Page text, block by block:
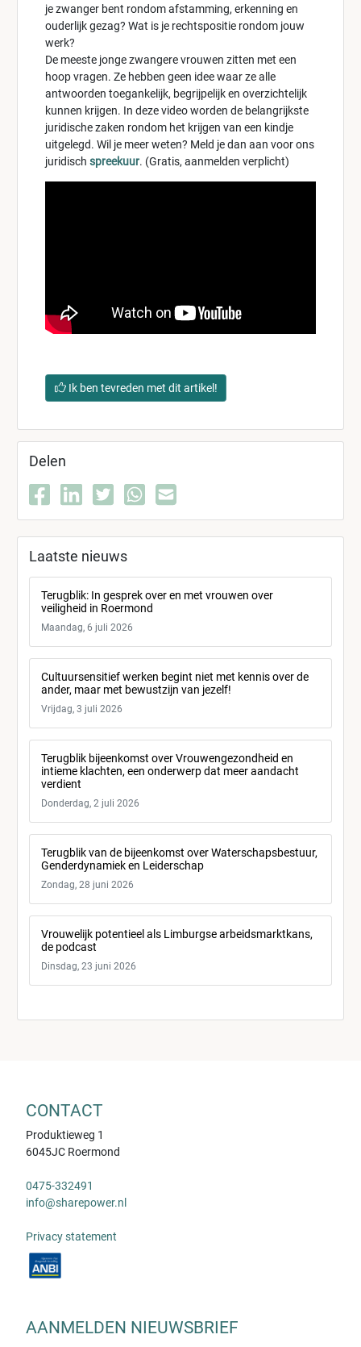
je zwanger bent rondom afstamming, erkenning en
ouderlijk gezag? Wat is je rechtspositie rondom jouw
werk?
De meeste jonge zwangere vrouwen zitten met een
hoop vragen. Ze hebben geen idee waar ze alle
antwoorden toegankelijk, begrijpelijk en overzichtelijk
kunnen krijgen. In deze video worden de belangrijkste
juridische zaken rondom het krijgen van een kindje
uitgelegd. Wil je meer weten? Meld je dan aan voor ons
juridisch spreekuur. (Gratis, aanmelden verplicht)
Ik ben tevreden met dit artikel!
Delen
Laatste nieuws
Terugblik: In gesprek over en met vrouwen over
veiligheid in Roermond
Maandag, 6 juli 2026
Cultuursensitief werken begint niet met kennis over de
ander, maar met bewustzijn van jezelf!
Vrijdag, 3 juli 2026
Terugblik bijeenkomst over Vrouwengezondheid en
intieme klachten, een onderwerp dat meer aandacht
verdient
Donderdag, 2 juli 2026
Terugblik van de bijeenkomst over Waterschapsbestuur,
Genderdynamiek en Leiderschap
Zondag, 28 juni 2026
Vrouwelijk potentieel als Limburgse arbeidsmarktkans,
de podcast
Dinsdag, 23 juni 2026
CONTACT
Produktieweg 1
6045JC Roermond
0475-332491
info@sharepower.nl
Privacy statement
AANMELDEN NIEUWSBRIEF